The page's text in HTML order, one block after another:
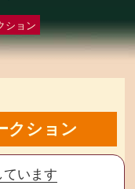
ション
クション
います